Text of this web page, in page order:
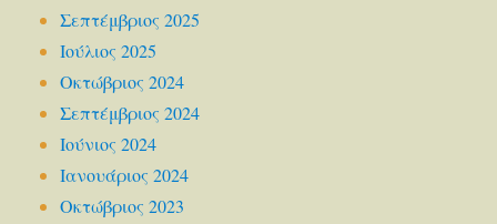
Σεπτέμβριος 2025
Ιούλιος 2025
Οκτώβριος 2024
Σεπτέμβριος 2024
Ιούνιος 2024
Ιανουάριος 2024
Οκτώβριος 2023